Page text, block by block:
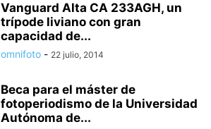
Vanguard Alta CA 233AGH, un
trípode liviano con gran
capacidad de...
omnifoto - 22 julio, 2014
Beca para el máster de
fotoperiodismo de la Universidad
Autónoma de...